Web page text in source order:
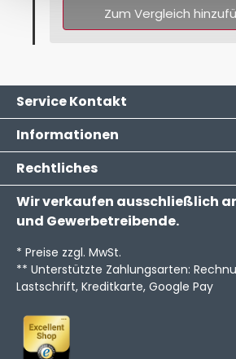
Zum Vergleich
Service Kontakt
Informationen
Rechtliches
Wir verkaufen ausschließlich
und Gewerbetreibende.
* Preise zzgl. MwSt.
** Unterstützte Zahlungsarten:
Lastschrift, Kreditkarte, Google Pay